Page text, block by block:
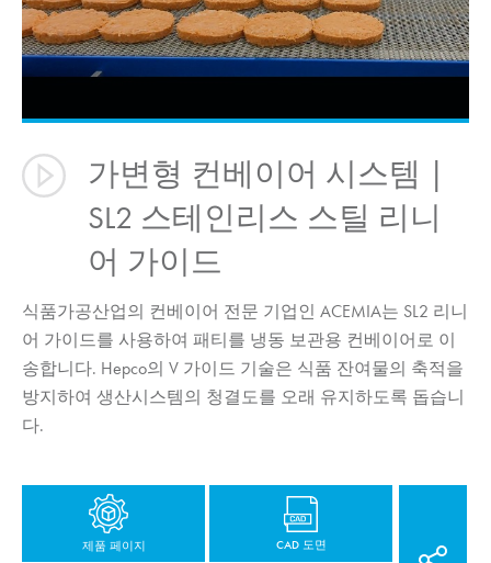
가변형 컨베이어 시스템 |
SL2 스테인리스 스틸 리니
어 가이드
식품가공산업의 컨베이어 전문 기업인 ACEMIA는 SL2 리니
어 가이드를 사용하여 패티를 냉동 보관용 컨베이어로 이
송합니다. Hepco의 V 가이드 기술은 식품 잔여물의 축적을
방지하여 생산시스템의 청결도를 오래 유지하도록 돕습니
다.
제품 페이지 CAD 도면